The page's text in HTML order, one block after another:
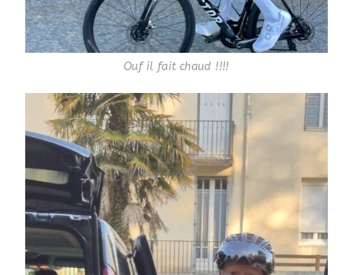
Ouf il fait chaud !!!!